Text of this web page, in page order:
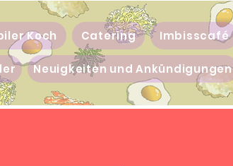
Koch Catering Imbisscafé
Neuigkeiten und Ankündigungen